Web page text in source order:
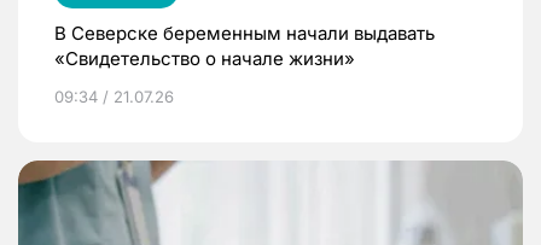
В Северске беременным начали выдавать
«Свидетельство о начале жизни»
09:34 / 21.07.26